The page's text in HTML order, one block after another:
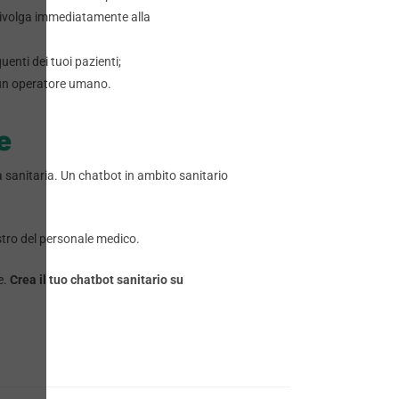
immediatamente alla
dei tuoi pazienti;
operatore umano.
sanitaria. Un chatbot in ambito sanitario
del personale medico.
Crea il tuo chatbot sanitario su